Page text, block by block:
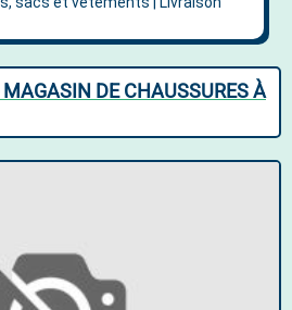
DE CHAUSSURES À